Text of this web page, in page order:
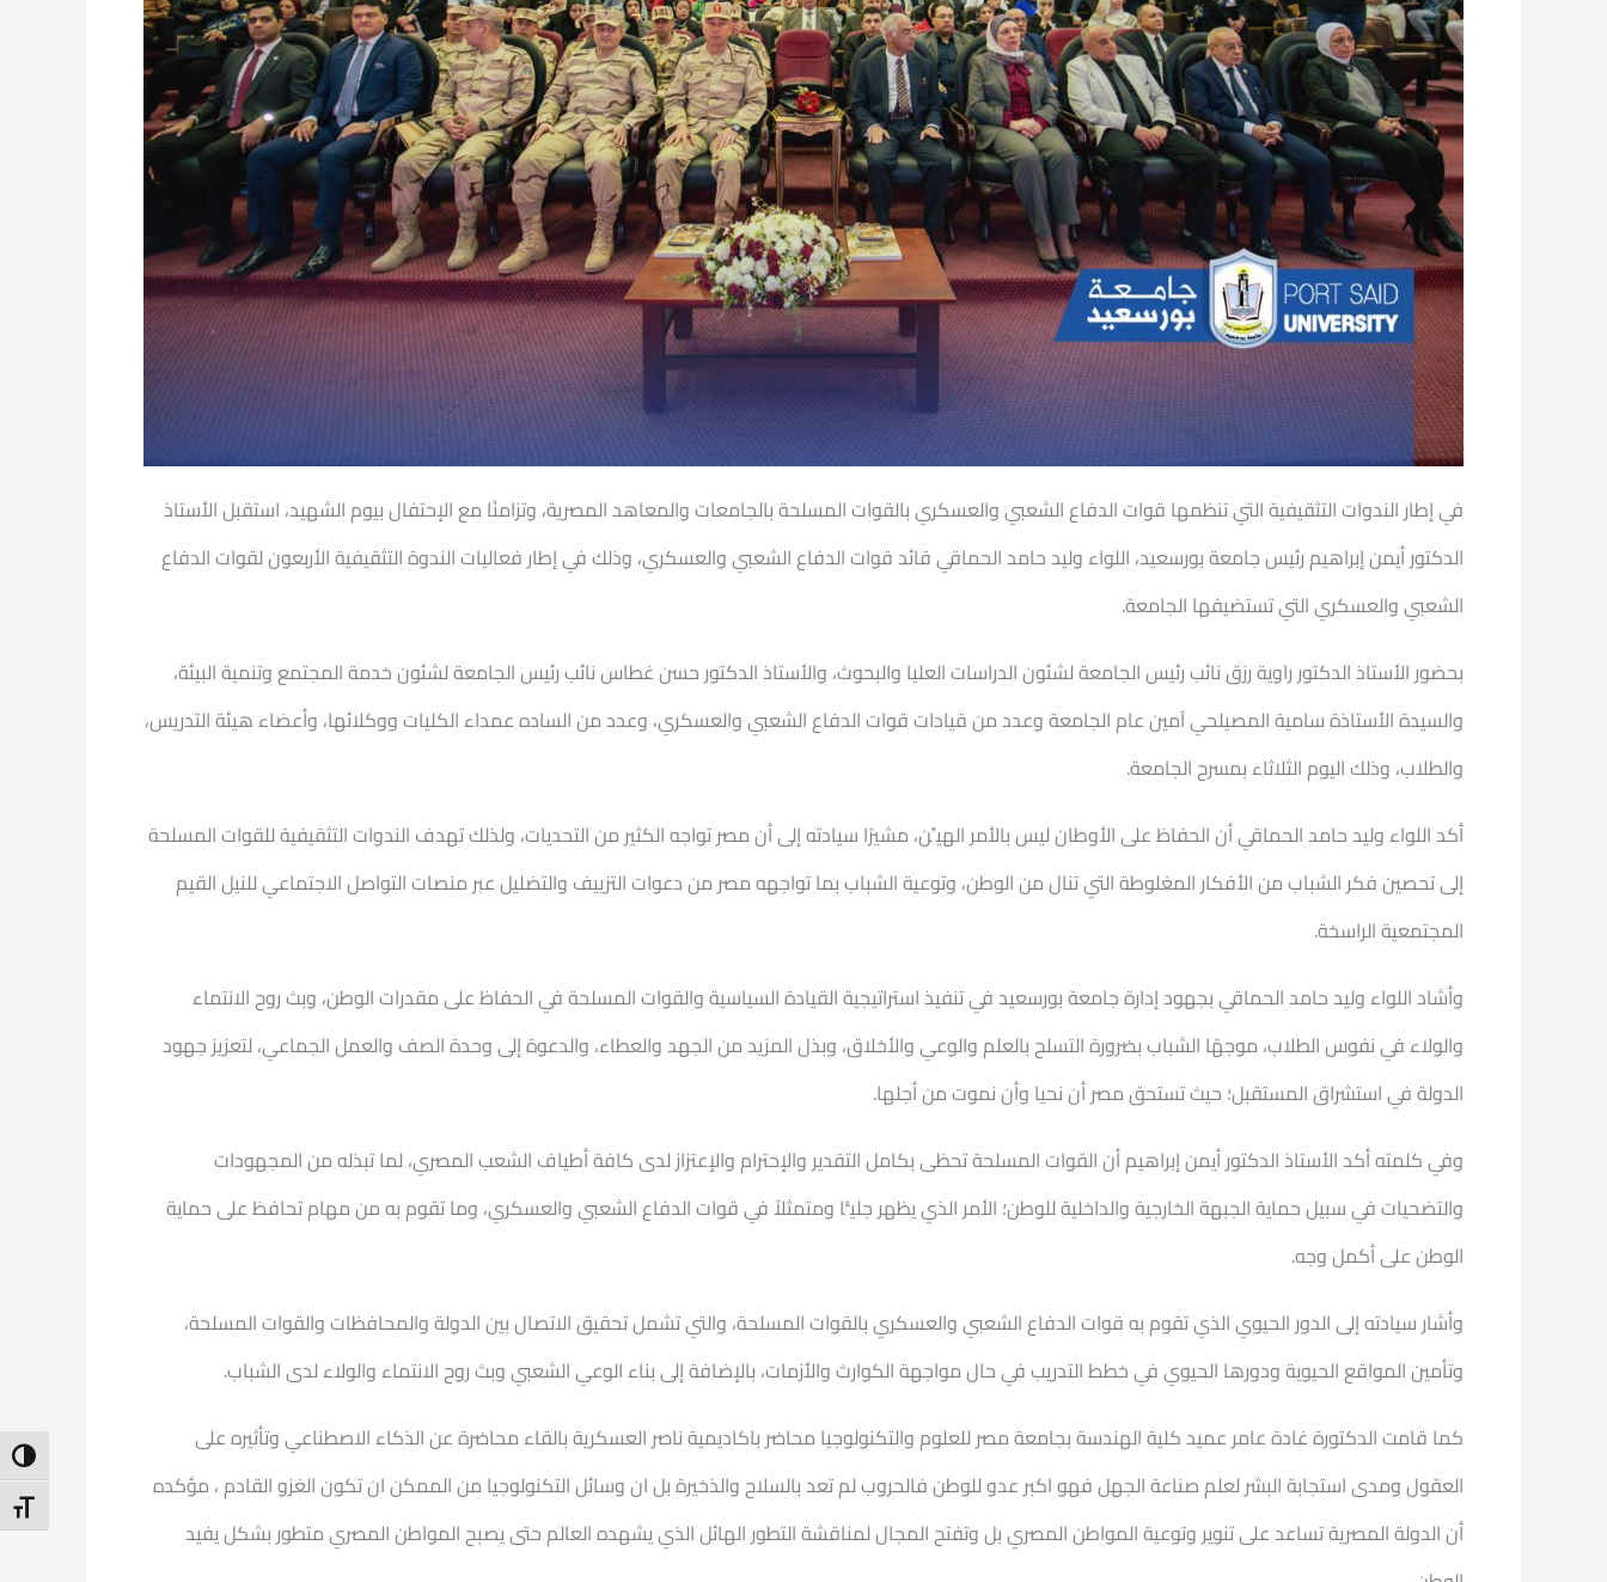
في إطار الندوات التثقيفية التي تنظمها قوات الدفاع الشعبي والعسكري بالقوات المسلحة بالجامعات والمعاهد المصرية، وتزامنًا مع الإحتفال بيوم الشهيد، استقبل الأستاذ
الدكتور أيمن إبراهيم رئيس جامعة بورسعيد، اللواء وليد حامد الحماقي قائد قوات الدفاع الشعبي والعسكري، وذلك في إطار فعاليات الندوة التثقيفية الأربعون لقوات الدفاع
الشعبي والعسكري التي تستضيفها الجامعة.
بحضور الأستاذ الدكتور راوية رزق نائب رئيس الجامعة لشئون الدراسات العليا والبحوث، والأستاذ الدكتور حسن غطاس نائب رئيس الجامعة لشئون خدمة المجتمع وتنمية البيئة،
والسيدة الأستاذة سامية المصيلحي آمين عام الجامعة وعدد من قيادات قوات الدفاع الشعبي والعسكري، وعدد من الساده عمداء الكليات ووكلائها، وأعضاء هيئة التدريس،
والطلاب، وذلك اليوم الثلاثاء بمسرح الجامعة.
أكد اللواء وليد حامد الحماقي أن الحفاظ على الأوطان ليس بالأمر الهيِّن، مشيرًا سيادته إلى أن مصر تواجه الكثير من التحديات، ولذلك تهدف الندوات التثقيفية للقوات المسلحة
إلى تحصين فكر الشباب من الأفكار المغلوطة التي تنال من الوطن، وتوعية الشباب بما تواجهه مصر من دعوات التزييف والتضليل عبر منصات التواصل الاجتماعي للنيل القيم
المجتمعية الراسخة.
وأشاد اللواء وليد حامد الحماقي بجهود إدارة جامعة بورسعيد في تنفيذ استراتيجية القيادة السياسية والقوات المسلحة في الحفاظ على مقدرات الوطن، وبث روح الانتماء
والولاء في نفوس الطلاب، موجهًا الشباب بضرورة التسلح بالعلم والوعي والأخلاق، وبذل المزيد من الجهد والعطاء، والدعوة إلى وحدة الصف والعمل الجماعي، لتعزيز جهود
الدولة في استشراق المستقبل؛ حيث تستحق مصر أن نحيا وأن نموت من أجلها.
وفي كلمته أكد الأستاذ الدكتور أيمن إبراهيم أن القوات المسلحة تحظى بكامل التقدير والإحترام والإعتزاز لدى كافة أطياف الشعب المصري، لما تبذله من المجهودات
والتضحيات في سبيل حماية الجبهة الخارجية والداخلية للوطن؛ الأمر الذي يظهر جليًّا ومتمثلاً في قوات الدفاع الشعبي والعسكري، وما تقوم به من مهام تحافظ على حماية
الوطن على أكمل وجه.
وأشار سيادته إلى الدور الحيوي الذي تقوم به قوات الدفاع الشعبي والعسكري بالقوات المسلحة، والتي تشمل تحقيق الاتصال بين الدولة والمحافظات والقوات المسلحة،
وتأمين المواقع الحيوية ودورها الحيوي في خطط التدريب في حال مواجهة الكوارث والأزمات، بالإضافة إلى بناء الوعي الشعبي وبث روح الانتماء والولاء لدى الشباب.
كما قامت الدكتورة غادة عامر عميد كلية الهندسة بجامعة مصر للعلوم والتكنولوجيا محاضر باكاديمية ناصر العسكرية بالقاء محاضرة عن الذكاء الاصطناعي وتأثيره على
العقول ومدى استجابة البشر لعلم صناعة الجهل فهو اكبر عدو للوطن فالحروب لم تعد بالسلاح والذخيرة بل ان وسائل التكنولوجيا من الممكن ان تكون الغزو القادم ، مؤكده
أن الدولة المصرية تساعد على تنوير وتوعية المواطن المصري بل وتفتح المجال لمناقشة التطور الهائل الذي يشهده العالم حتى يصبح المواطن المصري متطور بشكل يفيد